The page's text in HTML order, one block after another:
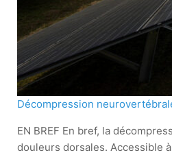
Décompression
EN BREF En bref, la
douleurs dorsales. Accessible